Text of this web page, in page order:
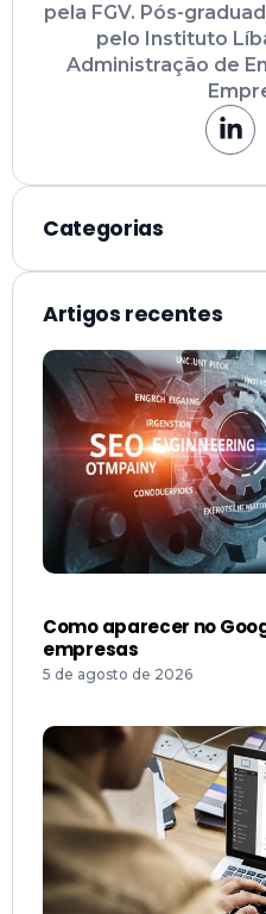
pela FGV. Pós-
pelo Instituto
Administração de
Categorias
Artigos recentes
Como aparecer no
empresas
5 de agosto de 2026